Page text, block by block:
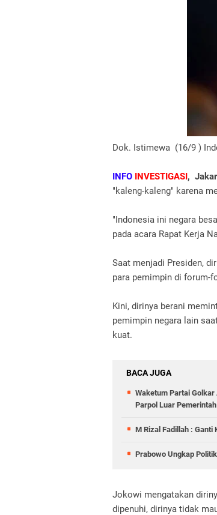
Dok. Istimewa (16/9 )
INFO INVESTIGASI,
"kaleng-kaleng" karena
"Indonesia ini negara
pada acara Rapat Kerja
Saat menjadi Presiden,
para pemimpin di forum-
Kini, dirinya berani
pemimpin negara lain
kuat.
BACA JUGA
Waketum Partai Golkar
Parpol Luar Pemerintah
M Rizal Fadillah : Ganti
Prabowo Ungkap
Jokowi mengatakan
dipenuhi, dirinya tidak